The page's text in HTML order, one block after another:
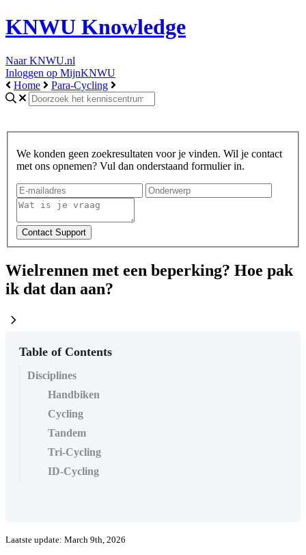
KNWU Knowledge
Naar KNWU.nl
Inloggen op MijnKNWU
Home
Para-Cycling
We konden geen zoekresultaten voor je vinden. Wil je contact
met ons opnemen? Vul dan onderstaand formulier in.
Wielrennen met een beperking? Hoe pak
ik dat dan aan?
chevron_right
Table of Contents
Disciplines
Handbiken
Cycling
Tandem
Tri-Cycling
ID-Cycling
Laatste update: March 9th, 2026